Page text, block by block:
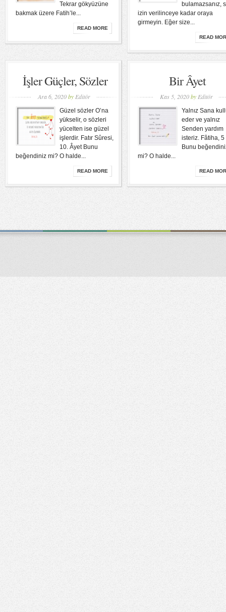
Tekrar gökyüzüne
bakmak üzere Fatih’le...
READ MORE
bulamazsanız,
izin verilinceye kadar oraya
girmeyin. Eğer size...
READ
İşler Güçler, Sözler
Ara 6, 2020by Editör
Güzel sözler O’na
yükselir, o sözleri
yücelten ise güzel
işlerdir. Fatır Sûresi,
10. Âyet Bunu
beğendiniz mi? O halde...
READ MORE
Bir Âyet
Kas 5, 2020by Editör
Yalnız Sana
eder ve yalnız
Senden yardım
isteriz. Fâtiha, 5
Bunu
mi? O halde...
READ